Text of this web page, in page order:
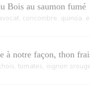
Bois au saumon fumé
concombre, quinoa,
à notre façon, thon
tomates, oignon